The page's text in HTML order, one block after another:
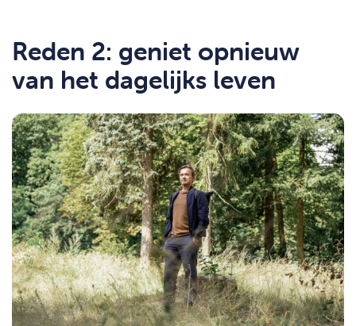
Reden 2: geniet opnieuw
van het dagelijks leven